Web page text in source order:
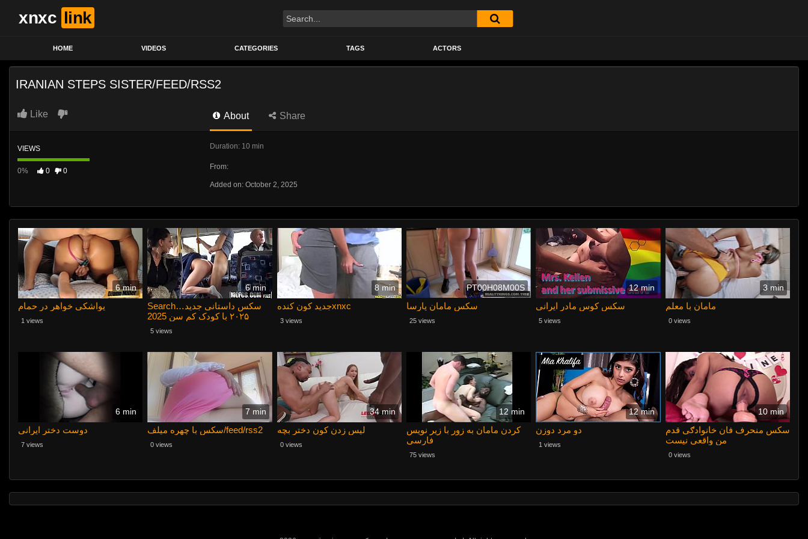
xnxc link Search
HOME VIDEOS CATEGORIES TAGS ACTORS
IRANIAN STEPS SISTER/FEED/RSS2
Like About Share
VIEWS
0% 0 0
Duration: 10 min
From:
Added on: October 2, 2025
6 min
یواشکی خواهر در حمام
1 views
6 min
Search…سکس داستانی جدید
۲۰۲۵ با کودک کم سن 2025
5 views
8 min
جدید کون کندهxnxc
3 views
PT00H08M00S
سکس مامان پارسا
25 views
12 min
سکس کوس مادر ایرانی
5 views
3 min
0 views
6 min
دوست دختر ایرانی
7 views
7 min
سکس با چهره میلف/feed/rss2
0 views
34 min
لیس زدن کون دختر بچه
0 views
12 min
کردن مامان به زور با زیر نویس
فارسی
75 views
12 min
دو مرد دوزن
1 views
10 min
سکس منحرف فان خانوادګی قدم
من واقعی نیست
0 views